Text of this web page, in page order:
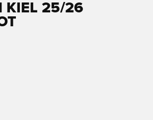
KIEL 25/26